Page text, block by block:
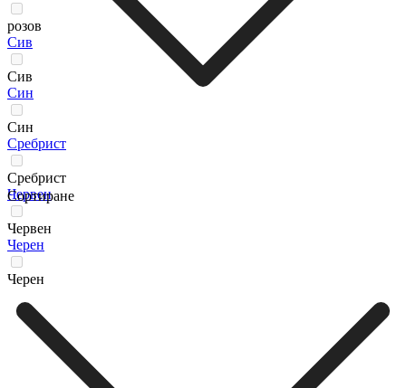
розов
Сив
Сив
Син
Син
Сребрист
Сребрист
Червен
Червен
Черен
Черен
Сортиране